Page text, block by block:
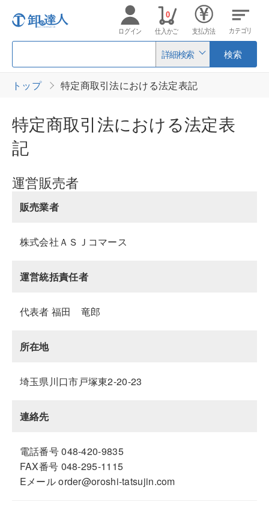
詳細検索 検索
ログイン 仕入かご
0
支払方法 カテゴリ
トップ 特定商取引法における法定表記
特定商取引法における法定表
記
運営販売者
販売業者
株式会社ＡＳＪコマース
運営統括責任者
代表者 福田 竜郎
所在地
埼玉県川口市戸塚東2-20-23
連絡先
電話番号 048-420-9835
FAX番号 048-295-1115
Eメール order@oroshi-tatsujin.com